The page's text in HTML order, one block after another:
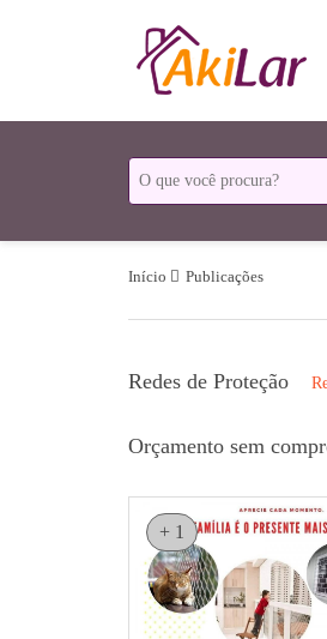
Início Publicações
Redes de Proteção
Orçamento sem
+ 1